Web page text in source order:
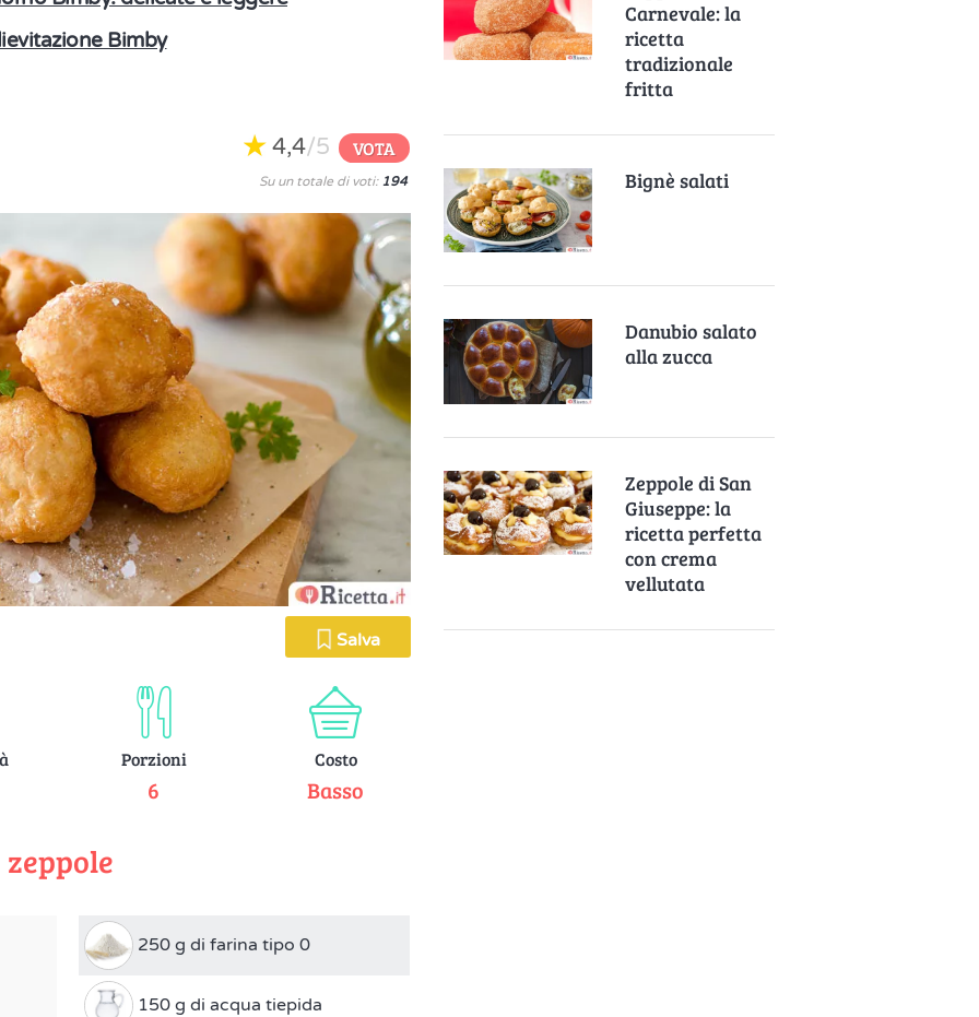
Bimby
4,4/5 VOTA
Su un totale di voti: 194
Salva
Porzioni
6
Costo
Basso
250 g di farina tipo 0
150 g di acqua tiepida
Carnevale: la
ricetta
tradizionale
fritta
Bignè salati
Danubio salato
alla zucca
Zeppole di San
Giuseppe: la
ricetta perfetta
con crema
vellutata